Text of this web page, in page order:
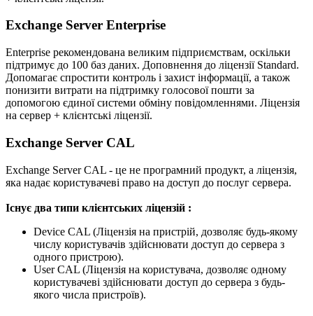
Exchange Server Enterprise
Enterprise рекомендована великим підприємствам, оскільки
підтримує до 100 баз даних. Доповнення до ліцензії Standard.
Допомагає спростити контроль і захист інформації, а також
понизити витрати на підтримку голосової пошти за
допомогою єдиної системи обміну повідомленнями. Ліцензія
на сервер + клієнтські ліцензії.
Exchange Server CAL
Exchange Server CAL - це не програмний продукт, а ліцензія,
яка надає користувачеві право на доступ до послуг сервера.
Існує два типи клієнтських ліцензій :
Device CAL (Ліцензія на пристрій, дозволяє будь-якому
числу користувачів здійснювати доступ до сервера з
одного пристрою).
User CAL (Ліцензія на користувача, дозволяє одному
користувачеві здійснювати доступ до сервера з будь-
якого числа пристроїв).